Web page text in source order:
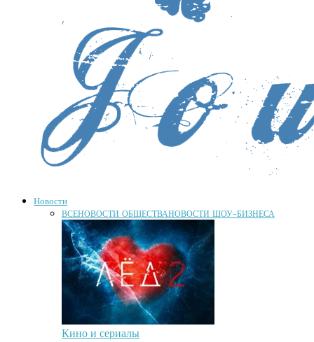
Новости
ВСЕНОВОСТИ ОБЩЕСТВАНОВОСТИ ШОУ-БИЗНЕСА
Кино и сериалы